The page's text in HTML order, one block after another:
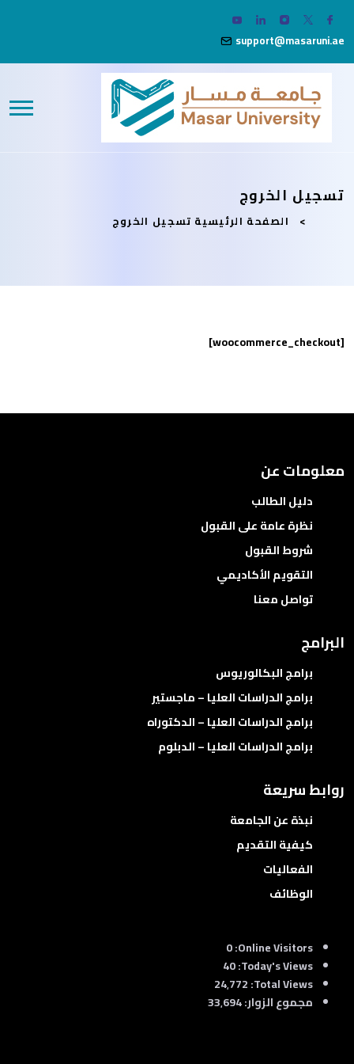
support@masaruni.ae
تسجيل الخروج
الصفحة الرئيسية تسجيل الخروج
[woocommerce_checkout]
معلومات عن
دليل الطالب
نظرة عامة على القبول
شروط القبول
التقويم الأكاديمي
تواصل معنا
البرامج
برامج البكالوريوس
برامج الدراسات العليا – ماجستير
برامج الدراسات العليا – الدكتوراه
برامج الدراسات العليا – الدبلوم
روابط سريعة
نبذة عن الجامعة
كيفية التقديم
الفعاليات
الوظائف
Online Visitors:
0
Today's Views:
40
Total Views: 24٬772
مجموع الزوار:33٬694